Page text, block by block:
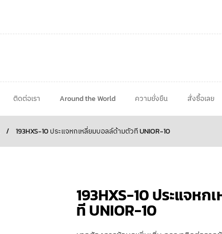
ติดต่อเรา Around the World ความยั่งยืน สั่งซื้อเลย
/ 193HXS-10 ประแจหกเหลี่ยมบอลล์ด้ามตัวที UNIOR-10
193HXS-10 ประแจห
ที UNIOR-10